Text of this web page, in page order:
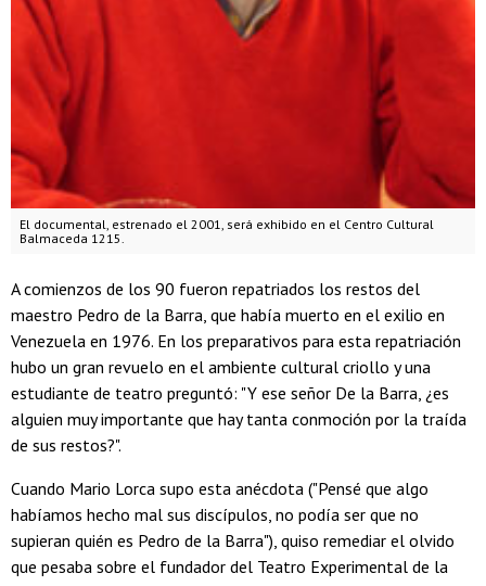
El documental, estrenado el 2001, será exhibido en el Centro Cultural
Balmaceda 1215.
A comienzos de los 90 fueron repatriados los restos del
maestro Pedro de la Barra, que había muerto en el exilio en
Venezuela en 1976. En los preparativos para esta repatriación
hubo un gran revuelo en el ambiente cultural criollo y una
estudiante de teatro preguntó: "Y ese señor De la Barra, ¿es
alguien muy importante que hay tanta conmoción por la traída
de sus restos?".
Cuando Mario Lorca supo esta anécdota ("Pensé que algo
habíamos hecho mal sus discípulos, no podía ser que no
supieran quién es Pedro de la Barra"), quiso remediar el olvido
que pesaba sobre el fundador del Teatro Experimental de la